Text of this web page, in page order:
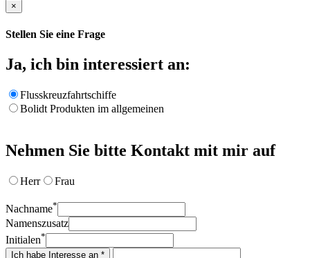
×
Stellen Sie eine Frage
Ja, ich bin interessiert an:
Flusskreuzfahrtschiffe
Bolidt Produkten im allgemeinen
Nehmen Sie bitte Kontakt mit mir auf
Herr Frau
Nachname*
Namenszusatz
Initialen*
Ich habe Interesse an *